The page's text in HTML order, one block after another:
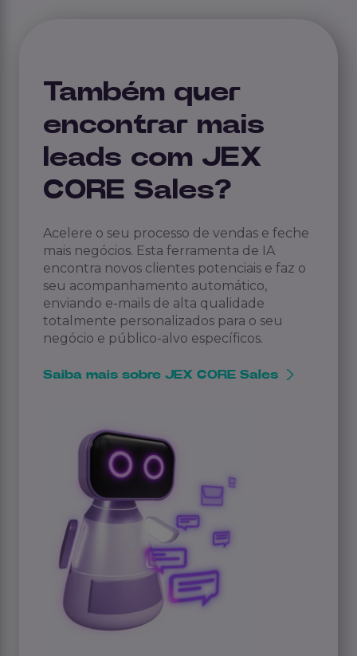
Também quer
encontrar mais
leads com JEX
CORE Sales?
Acelere o seu processo de vendas e feche
mais negócios. Esta ferramenta de IA
encontra novos clientes potenciais e faz o
seu acompanhamento automático,
enviando e-mails de alta qualidade
totalmente personalizados para o seu
negócio e público-alvo específicos.
Saiba mais sobre JEX CORE Sales